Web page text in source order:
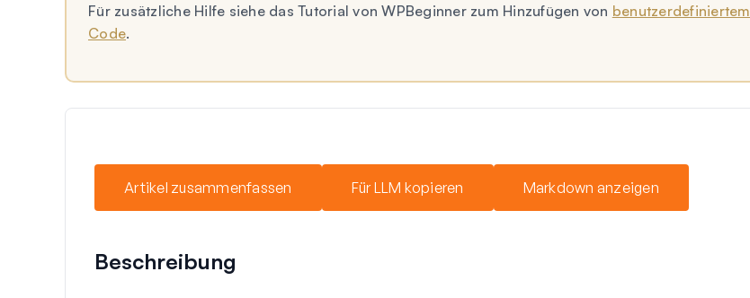
Für zusätzliche Hilfe siehe das Tutorial von WPBeginner zum Hinzufügen von benutzerdefiniertem
Code.
Artikel zusammenfassen Für LLM kopieren Markdown anzeigen
Beschreibung